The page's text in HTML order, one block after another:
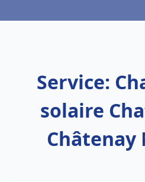
Service:
solaire
Châtenay